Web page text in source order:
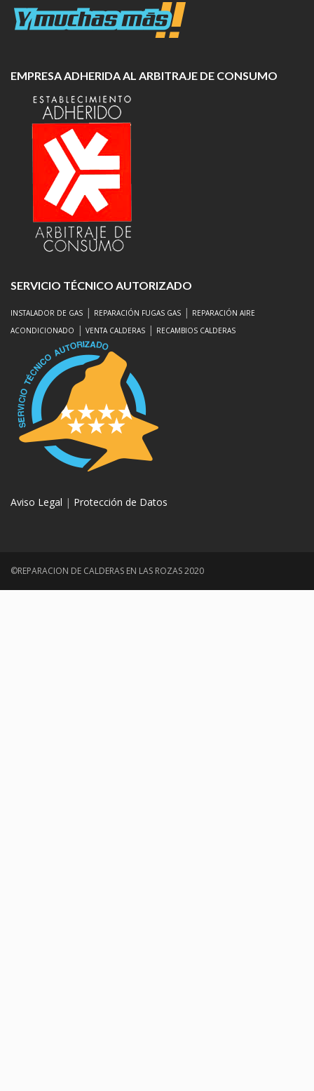
EMPRESA ADHERIDA AL ARBITRAJE DE CONSUMO
SERVICIO TÉCNICO AUTORIZADO
INSTALADOR DE GAS | REPARACIÓN FUGAS GAS | REPARACIÓN AIRE
ACONDICIONADO
| VENTA CALDERAS | RECAMBIOS CALDERAS
Aviso Legal | Protección de Datos
©REPARACION DE CALDERAS EN LAS ROZAS 2020